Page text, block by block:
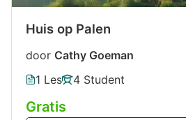
Huis op Palen
door Cathy Goeman
1 Les
4 Student
Gratis